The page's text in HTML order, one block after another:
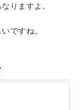
りますよ。
ですね。